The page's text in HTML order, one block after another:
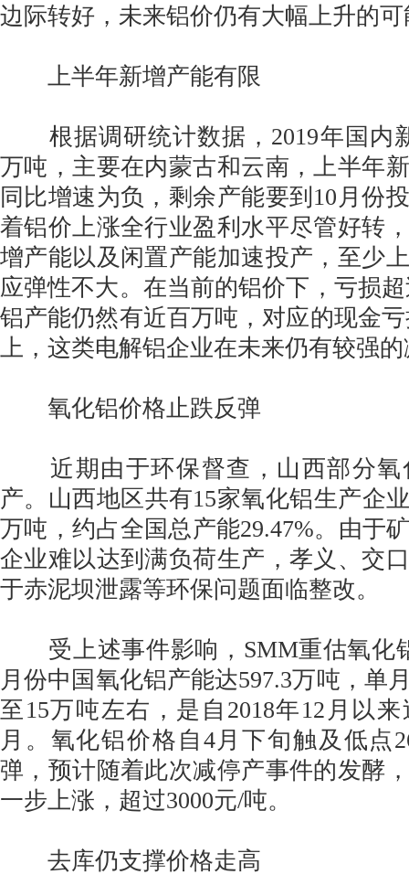
边际转好，未来铝价仍有大幅上升的
上半年新增产能有限
根据调研统计数据，2019年国内
万吨，主要在内蒙古和云南，上半年
同比增速为负，剩余产能要到10月份
着铝价上涨全行业盈利水平尽管好转
增产能以及闲置产能加速投产，至少
应弹性不大。在当前的铝价下，亏损
铝产能仍然有近百万吨，对应的现金
上，这类电解铝企业在未来仍有较强
氧化铝价格止跌反弹
近期由于环保督查，山西部分氧
产。山西地区共有15家氧化铝生产企
万吨，约占全国总产能29.47%。由于
企业难以达到满负荷生产，孝义、交
于赤泥坝泄露等环保问题面临整改。
受上述事件影响，SMM重估氧化
月份中国氧化铝产能达597.3万吨，单
至15万吨左右，是自2018年12月以
月。氧化铝价格自4月下旬触及低点
弹，预计随着此次减停产事件的发酵
一步上涨，超过3000元/吨。
去库仍支撑价格走高